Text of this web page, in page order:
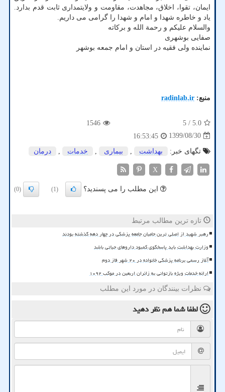
ایمان، تقوا، اخلاق، مجاهدت، مقاومت و ولایتمداری ثابت قدم بدارد.
یاد و خاطره شهدا و امام و شهدا را گرامی می داریم.
والسلام علیکم و رحمة الله و برکاته
صفایی بوشهری
نماینده ولی فقیه در استان و امام جمعه بوشهر
منبع: radinlab.ir
5.0
/ 5
1546
1399/08/30
16:53:45
تگهای خبر:
بهداشت , بیماری , خدمات , درمان
X
این مطلب را می پسندید؟ (1)
(0)
تازه ترین مطالب مرتبط
رهبر شهید از اصلی ترین حامیان جامعه پزشکی در چهار دهه گذشته بودند
وزارت بهداشت باید پاسخگوی کمبود داروهای حیاتی باشد
آغاز رسمی برنامه پزشکی خانواده در ۲۰ شهر فاز دوم
ارائه خدمات ویژه بازتوانی به زائران اربعین در موکب ۱۰۹۲
نظرات بینندگان در مورد این مطلب
لطفا شما همنظر دهید